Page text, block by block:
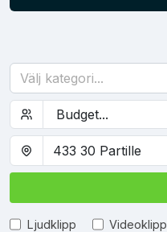
Välj kategori...
Ljudklipp Videoklipp